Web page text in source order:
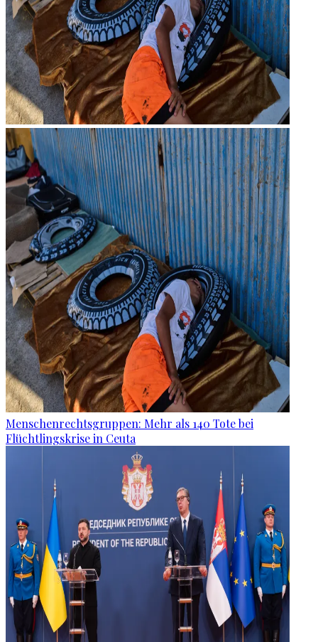
Menschenrechtsgruppen: Mehr als 140 Tote bei
Flüchtlingskrise in Ceuta